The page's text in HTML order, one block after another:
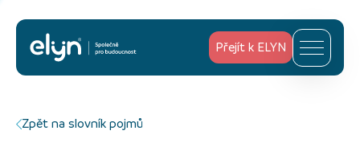
Přejít k ELYN
Zpět na slovník pojmů